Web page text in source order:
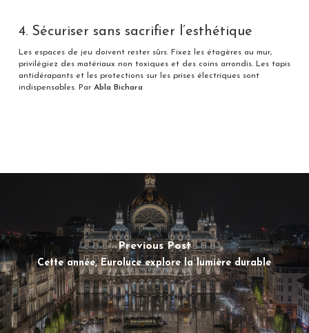
4. Sécuriser sans sacrifier l’esthétique
Les espaces de jeu doivent rester sûrs. Fixez les étagères au mur,
privilégiez des matériaux non toxiques et des coins arrondis. Les tapis
antidérapants et les protections sur les prises électriques sont
indispensables. Par Abla Bichara
Previous Post
Cette année, Euroluce explore la lumière durable